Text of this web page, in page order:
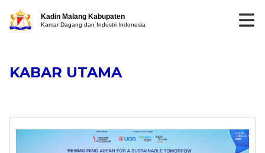
Kadin Malang Kabupaten
Kamar Dagang dan Industri Indonesia
KABAR UTAMA